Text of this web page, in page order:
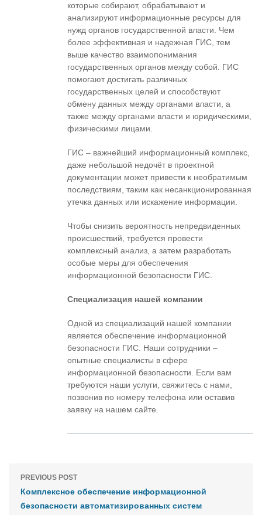
которые собирают, обрабатывают и
анализируют информационные ресурсы для
нужд органов государственной власти. Чем
более эффективная и надежная ГИС, тем
выше качество взаимопонимания
государственных органов между собой. ГИС
помогают достигать различных
государственных целей и способствуют
обмену данных между органами власти, а
также между органами власти и юридическими,
физическими лицами.
ГИС – важнейший информационный комплекс,
даже небольшой недочёт в проектной
документации может привести к необратимым
последствиям, таким как несанкционированная
утечка данных или искажение информации.
Чтобы снизить вероятность непредвиденных
происшествий, требуется провести
комплексный анализ, а затем разработать
особые меры для обеспечения
информационной безопасности ГИС.
Специализация нашей компании
Одной из специализаций нашей компании
является обеспечение информационной
безопасности ГИС. Наши сотрудники –
опытные специалисты в сфере
информационной безопасности. Если вам
требуются наши услуги, свяжитесь с нами,
позвонив по номеру телефона или оставив
заявку на нашем сайте.
PREVIOUS POST
Комплексное обеспечение информационной
безопасности автоматизированных систем